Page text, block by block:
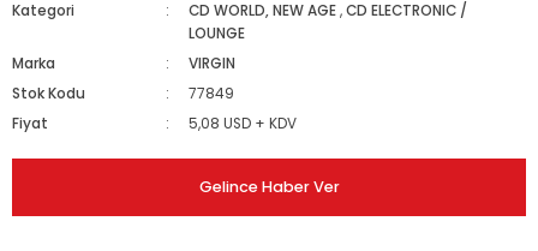
Kategori CD WORLD, NEW AGE ,CD ELECTRONIC /
LOUNGE
Marka
VIRGIN
Stok Kodu
77849
Fiyat
5,08 USD + KDV
Gelince Haber Ver